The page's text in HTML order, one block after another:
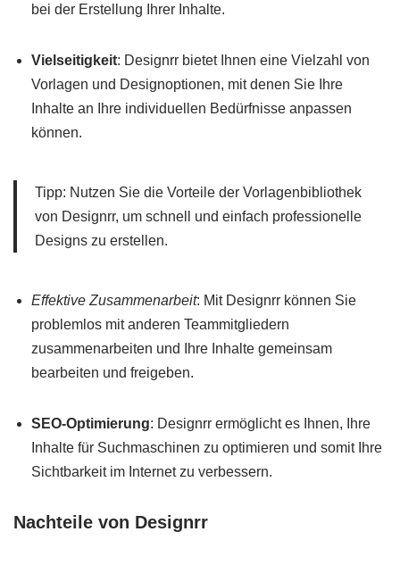
bei der Erstellung Ihrer Inhalte.
Vielseitigkeit: Designrr bietet Ihnen eine Vielzahl von
Vorlagen und Designoptionen, mit denen Sie Ihre
Inhalte an Ihre individuellen Bedürfnisse anpassen
können.
Tipp: Nutzen Sie die Vorteile der Vorlagenbibliothek
von Designrr, um schnell und einfach professionelle
Designs zu erstellen.
Effektive Zusammenarbeit: Mit Designrr können Sie
problemlos mit anderen Teammitgliedern
zusammenarbeiten und Ihre Inhalte gemeinsam
bearbeiten und freigeben.
SEO-Optimierung: Designrr ermöglicht es Ihnen, Ihre
Inhalte für Suchmaschinen zu optimieren und somit Ihre
Sichtbarkeit im Internet zu verbessern.
Nachteile von Designrr